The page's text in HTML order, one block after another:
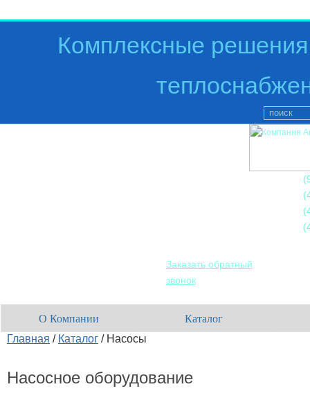
Комплексные
Заказать обратный
звонок
О Компании
Каталог
Главная / Каталог / Насосы
Насосное оборудование